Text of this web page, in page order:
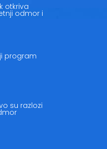
otkriva
odmor i
program
su razlozi